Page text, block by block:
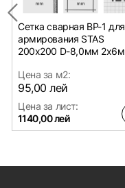
Сетка сварная ВР-1 для
армирования STAS
200х200 D-8,0мм 2х6м
Цена за м2:
95,00 лей
Цена за лист:
1140,00 лей